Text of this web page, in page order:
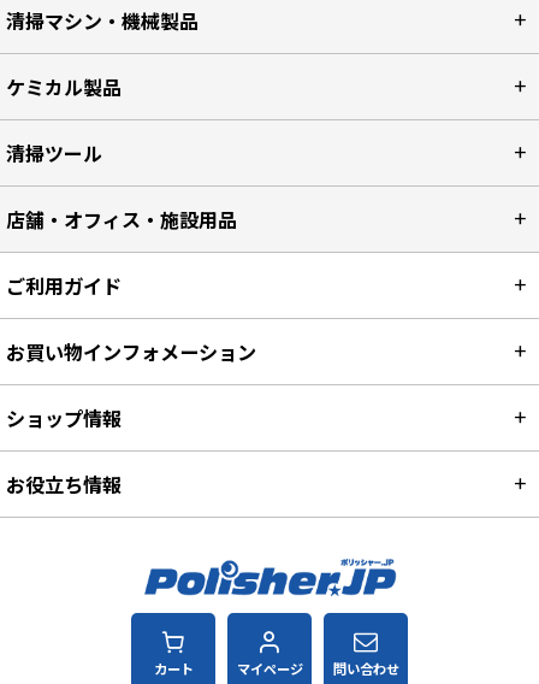
清掃マシン・機械製品
ケミカル製品
清掃ツール
店舗・オフィス・施設用品
カート マイページ 問い合わせ
ご利用ガイド
お買い物インフォメーション
ショップ情報
お役立ち情報